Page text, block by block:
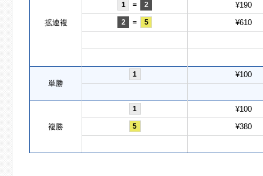
拡連複
1 = 2 ¥190
2 = 5 ¥610
単勝
1 ¥100
複勝
1 ¥100
5 ¥380